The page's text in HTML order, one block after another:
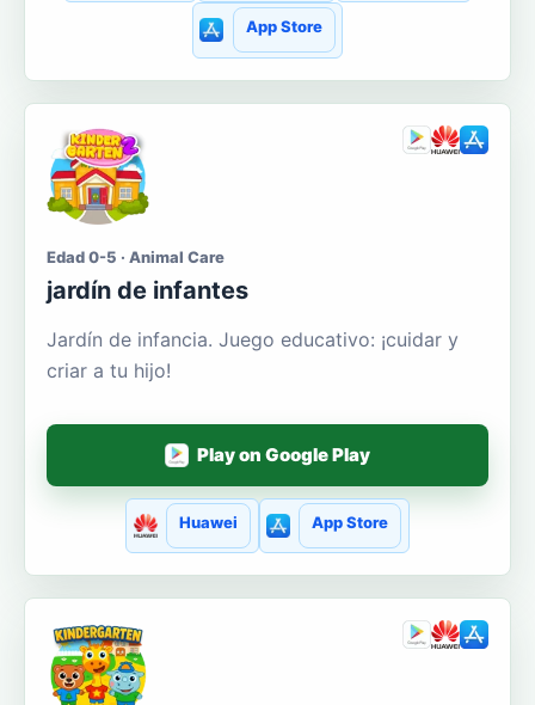
App Store
Edad 0-5 · Animal Care
jardín de infantes
Jardín de infancia. Juego educativo: ¡cuidar y
criar a tu hijo!
Play on Google Play
Huawei App Store